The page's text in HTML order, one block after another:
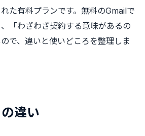
た有料プランです。無料のGmailで
「わざわざ契約する意味があるの
で、違いと使いどころを整理しま
違い